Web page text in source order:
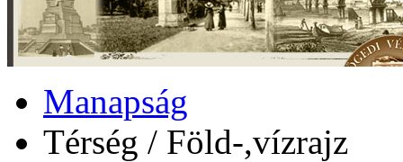
Manapság
Térség / Föld-,vízrajz